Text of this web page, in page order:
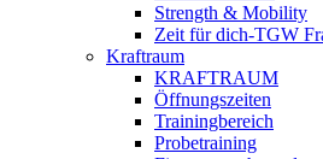
Strength & Mobility
Zeit für dich-TGW
Kraftraum
KRAFTRAUM
Öffnungszeiten
Trainingbereich
Probetraining